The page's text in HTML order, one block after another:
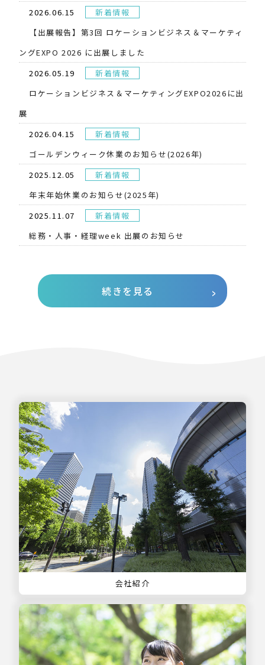
2026.06.15
新着情報
【出展報告】第3回 ロケーションビジネス＆マーケティ
ングEXPO 2026 に出展しました
2026.05.19
新着情報
​ロケーションビジネス＆マーケティングEXPO2026に出
展
2026.04.15
新着情報
ゴールデンウィーク休業のお知らせ(2026年)
2025.12.05
新着情報
年末年始休業のお知らせ(2025年)
2025.11.07
新着情報
総務・人事・経理week 出展のお知らせ
続きを見る
会社紹介